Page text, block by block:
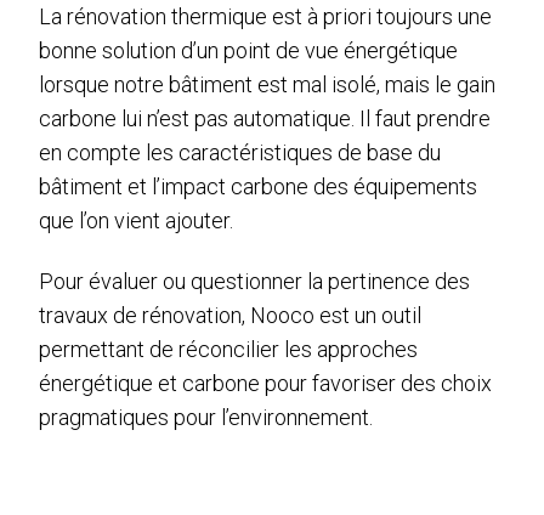
La rénovation thermique est à priori toujours une
bonne solution d’un point de vue énergétique
lorsque notre bâtiment est mal isolé, mais le gain
carbone lui n’est pas automatique. Il faut prendre
en compte les caractéristiques de base du
bâtiment et l’impact carbone des équipements
que l’on vient ajouter.
Pour évaluer ou questionner la pertinence des
travaux de rénovation, Nooco est un outil
permettant de réconcilier les approches
énergétique et carbone pour favoriser des choix
pragmatiques pour l’environnement.